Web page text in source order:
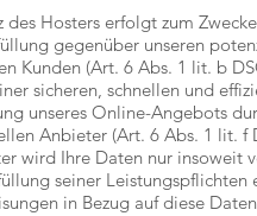
des Hosters erfolgt zum
gegenüber unseren
Kunden (Art. 6 Abs. 1 lit. b
sicheren, schnellen und
unseres Online-Angebots
Anbieter (Art. 6 Abs. 1 lit. f
wird Ihre Daten nur insoweit
seiner
in Bezug auf diese